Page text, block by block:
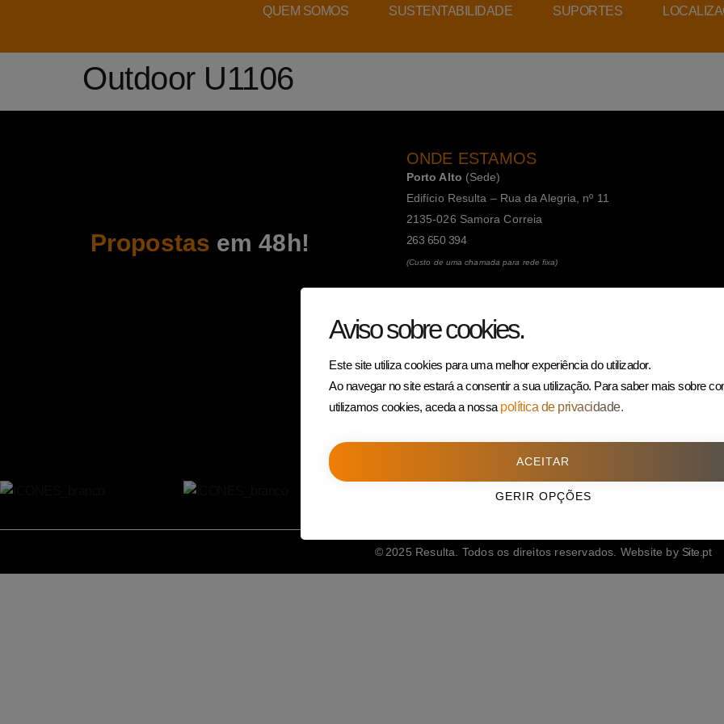
QUEM SOMOS SUSTENTABILIDADE SUPORTES
Outdoor U1106
Propostas em 48h!
ONDE ESTAMOS
Porto Alto (Sede)
Edifício Resulta – Rua da Alegria, nº 11
2135-026 Samora Correia
263 650 394
(Custo de uma chamada para rede fixa)
Porto
Avenida da Boavista, 1588, 2º, sala 304
4100-115 Porto
225 432 051
(Custo de uma chamada para rede fixa)
© 2025 Resulta. Todos os direitos reservados. Website by Site.pt
Aviso sobre cookies.
Este site utiliza cookies para uma melhor experiência do utilizador.
Ao navegar no site estará a consentir a sua utilização. Para saber mais sobre
utilizamos cookies, aceda a nossa política de privacidade.
ACEITAR
GERIR OPÇÕES